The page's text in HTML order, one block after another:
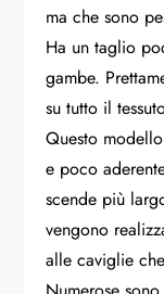
ma che sono
Ha un taglio
gambe.
su tutto il
Questo
e poco
scende più
vengono
alle caviglie